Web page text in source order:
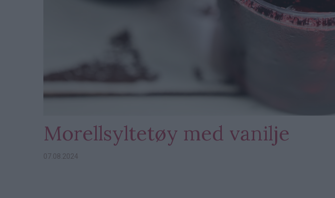
Morellsyltetøy med vanilje
07.08.2024